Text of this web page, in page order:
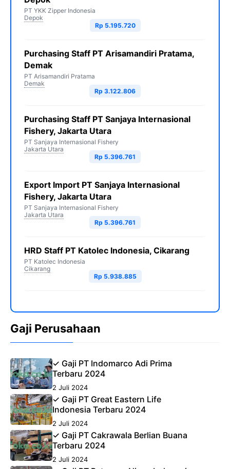
PT YKK Zipper Indonesia
Depok
Rp 5.195.720
Purchasing Staff PT Arisamandiri Pratama,
Demak
PT Arisamandiri Pratama
Demak
Rp 3.122.806
Purchasing Staff PT Sanjaya Internasional
Fishery, Jakarta Utara
PT Sanjaya Internasional Fishery
Jakarta Utara
Rp 5.396.761
Export Import PT Sanjaya Internasional
Fishery, Jakarta Utara
PT Sanjaya Internasional Fishery
Jakarta Utara
Rp 5.396.761
HRD Staff PT Katolec Indonesia, Cikarang
PT Katolec Indonesia
Cikarang
Rp 5.938.885
Gaji Perusahaan
✓ Gaji PT Indomarco Adi Prima
Terbaru 2024
2 Juli 2024
✓ Gaji PT Great Eastern Life
Indonesia Terbaru 2024
2 Juli 2024
✓ Gaji PT Cakrawala Berlian Buana
Terbaru 2024
2 Juli 2024